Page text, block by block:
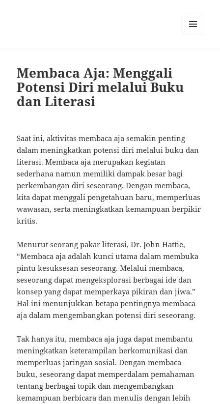
Membaca Aja: Menggali
Potensi Diri melalui Buku
dan Literasi
Saat ini, aktivitas membaca aja semakin penting
dalam meningkatkan potensi diri melalui buku dan
literasi. Membaca aja merupakan kegiatan
sederhana namun memiliki dampak besar bagi
perkembangan diri seseorang. Dengan membaca,
kita dapat menggali pengetahuan baru, memperluas
wawasan, serta meningkatkan kemampuan berpikir
kritis.
Menurut seorang pakar literasi, Dr. John Hattie,
“Membaca aja adalah kunci utama dalam membuka
pintu kesuksesan seseorang. Melalui membaca,
seseorang dapat mengeksplorasi berbagai ide dan
konsep yang dapat memperkaya pikiran dan jiwa.”
Hal ini menunjukkan betapa pentingnya membaca
aja dalam mengembangkan potensi diri seseorang.
Tak hanya itu, membaca aja juga dapat membantu
meningkatkan keterampilan berkomunikasi dan
memperluas jaringan sosial. Dengan membaca
buku, seseorang dapat memperdalam pemahaman
tentang berbagai topik dan mengembangkan
kemampuan berbicara dan menulis dengan lebih